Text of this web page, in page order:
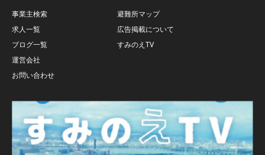
事業主検索
避難所マップ
求人一覧
広告掲載について
ブログ一覧
すみのえTV
運営会社
お問い合わせ